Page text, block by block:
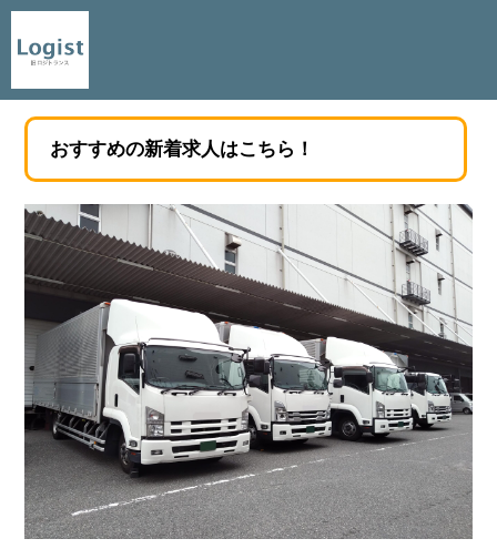
おすすめの新着求人はこちら！